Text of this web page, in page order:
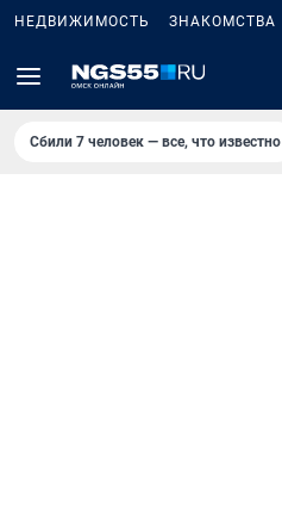
НЕДВИЖИМОСТЬ ЗНАКОМСТВА
Сбили 7 человек — все, что известно